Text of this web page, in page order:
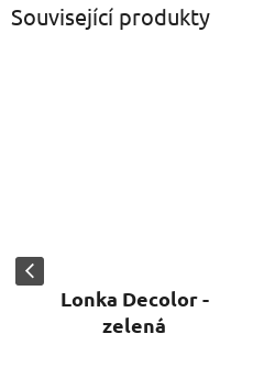
Související produkty
Lonka Decolor -
zelená